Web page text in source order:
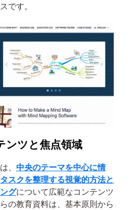
です。
ンツと焦点領域
、 中央のテーマを中心に情
スクを整理する視覚的方法と
グについて広範なコンテンツ
の教育資料は、基本原則から